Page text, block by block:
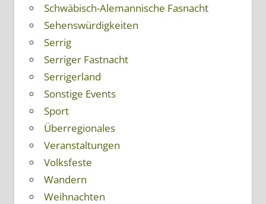
Schwäbisch-Alemannische Fasnacht
Sehenswürdigkeiten
Serrig
Serriger Fastnacht
Serrigerland
Sonstige Events
Sport
Überregionales
Veranstaltungen
Volksfeste
Wandern
Weihnachten